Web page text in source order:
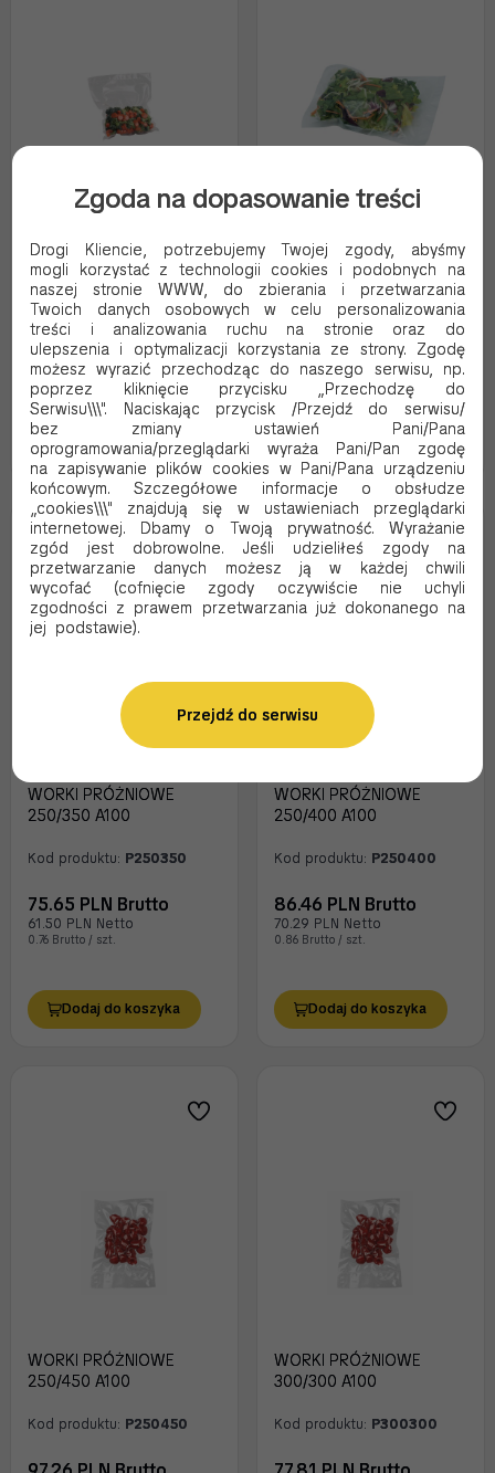
250/250 A100
Kod produktu:P250250
54.03 PLN Brutto
43.93 PLN Netto
0.54 Brutto / szt.
Dodaj do koszyka
250/300 A100
Kod produktu:P250300
64.84 PLN Brutto
52.72 PLN Netto
0.65 Brutto / szt.
Dodaj do koszyka
WORKI PRÓŻNIOWE
250/350 A100
Kod produktu: P250350
75.65 PLN Brutto
61.50 PLN Netto
0.76 Brutto / szt.
Dodaj do koszyka
WORKI PRÓŻNIOWE
250/400 A100
Kod produktu: P250400
86.46 PLN Brutto
70.29 PLN Netto
0.86 Brutto / szt.
Dodaj do koszyka
WORKI PRÓŻNIOWE
250/450 A100
Kod produktu: P250450
WORKI PRÓŻNIOWE
300/300 A100
Kod produktu: P300300
Zgoda na dopasowanie treści
Drogi Kliencie, potrzebujemy Twojej zgody, abyśmy
mogli korzystać z technologii cookies i podobnych na
naszej stronie WWW, do zbierania i przetwarzania
Twoich danych osobowych w celu personalizowania
treści i analizowania ruchu na stronie oraz do
ulepszenia i optymalizacji korzystania ze strony. Zgodę
możesz wyrazić przechodząc do naszego serwisu, np.
poprzez kliknięcie przycisku „Przechodzę do
Serwisu\\\". Naciskając przycisk /Przejdź do serwisu/
bez zmiany ustawień Pani/Pana
oprogramowania/przeglądarki wyraża Pani/Pan zgodę
na zapisywanie plików cookies w Pani/Pana urządzeniu
końcowym. Szczegółowe informacje o obsłudze
„cookies\\\" znajdują się w ustawieniach przeglądarki
internetowej. Dbamy o Twoją prywatność. Wyrażanie
zgód jest dobrowolne. Jeśli udzieliłeś zgody na
przetwarzanie danych możesz ją w każdej chwili
wycofać (cofnięcie zgody oczywiście nie uchyli
zgodności z prawem przetwarzania już dokonanego na
jej podstawie).
Przejdź do serwisu